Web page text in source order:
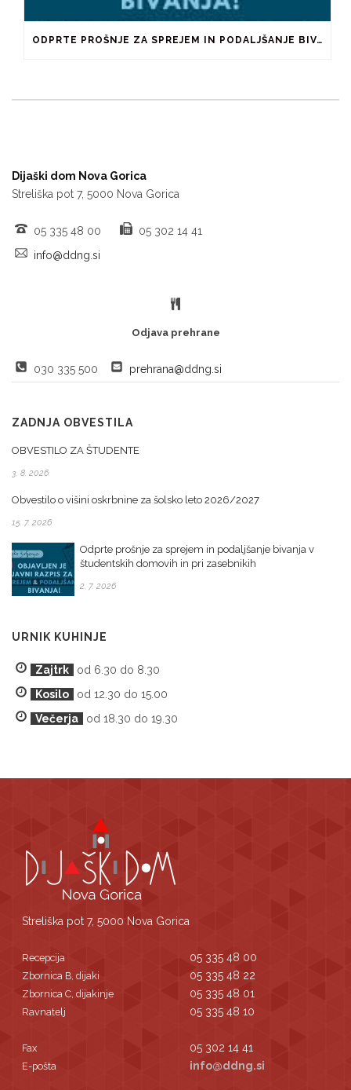
ODPRTE PROŠNJE ZA SPREJEM IN PODALJŠANJE BIVANJA V ŠTUDENTSKIH DOMOVIH IN PRI ZASEBNIKIH
Dijaški dom Nova Gorica
Streliška pot 7, 5000 Nova Gorica
05 335 48 00
05 302 14 41
info@ddng.si
Odjava prehrane
030 335 500 prehrana@ddng.si
ZADNJA OBVESTILA
OBVESTILO ZA ŠTUDENTE
3. 8. 2026
Obvestilo o višini oskrbnine za šolsko leto 2026/2027
15. 7. 2026
Odprte prošnje za sprejem in podaljšanje bivanja v
študentskih domovih in pri zasebnikih
2. 7. 2026
URNIK KUHINJE
Zajtrk
od 6.30 do 8.30
Kosilo
od 12.30 do 15.00
Večerja
od 18.30 do 19.30
Streliška pot 7, 5000 Nova Gorica
Recepcija 05 335 48 00
Zbornica B, dijaki 05 335 48 22
Zbornica C, dijakinje 05 335 48 01
Ravnatelj 05 335 48 10
Fax 05 302 14 41
E-pošta info@ddng.si